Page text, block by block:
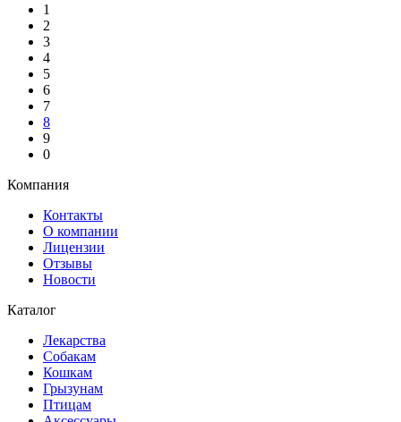
1
2
3
4
5
6
7
8
9
0
Компания
Контакты
О компании
Лицензии
Отзывы
Новости
Каталог
Лекарства
Собакам
Кошкам
Грызунам
Птицам